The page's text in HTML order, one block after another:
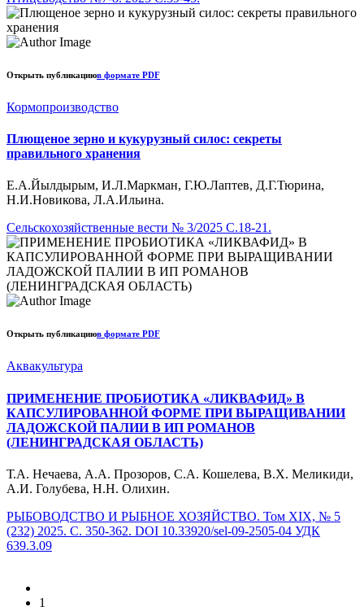
Открыть публикациюв формате PDF
Кормопроизводство
Плющеное зерно и кукурузный силос: секреты
правильного хранения
Е.А.Йылдырым, И.Л.Маркман, Г.Ю.Лаптев, Д.Г.Тюрина,
Н.И.Новикова, Л.А.Ильина.
Сельскохозяйственные вести № 3/2025 С.18-21.
Открыть публикациюв формате PDF
Аквакультура
ПРИМЕНЕНИЕ ПРОБИОТИКА «ЛИКВАФИД» В
КАПСУЛИРОВАННОЙ ФОРМЕ ПРИ ВЫРАЩИВАНИИ
ЛАДОЖСКОЙ ПАЛИИ В ИП РОМАНОВ
(ЛЕНИНГРАДСКАЯ ОБЛАСТЬ)
Т.А. Нечаева, А.А. Прозоров, С.А. Кошелева, В.Х. Меликиди,
А.И. Голубева, Н.Н. Олихин.
РЫБОВОДСТВО И РЫБНОЕ ХОЗЯЙСТВО. Том XIX, № 5
(232) 2025. С. 350-362. DOI 10.33920/sel-09-2505-04 УДК
639.3.09
1